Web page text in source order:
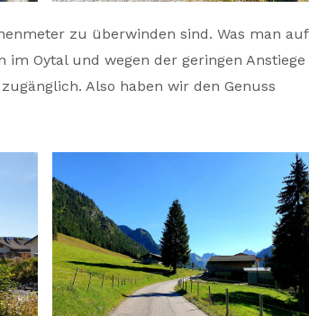
zu überwinden sind. Was man auf
Oytal und wegen der geringen Anstiege
Also haben wir den Genuss